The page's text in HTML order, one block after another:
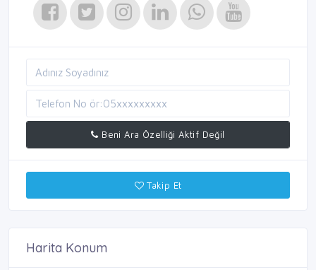
Beni Ara Özelliği Aktif Değil
Takip Et
Harita Konum